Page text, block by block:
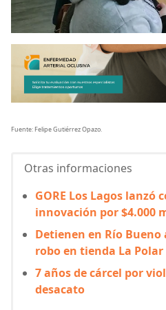
Fuente: Felipe Gutiérrez Opazo.
Otras informaciones
GORE Los Lagos lanzó
innovación por $4.000
Detienen en Río
robo en tienda La Polar
7 años de cárcel por
desacato